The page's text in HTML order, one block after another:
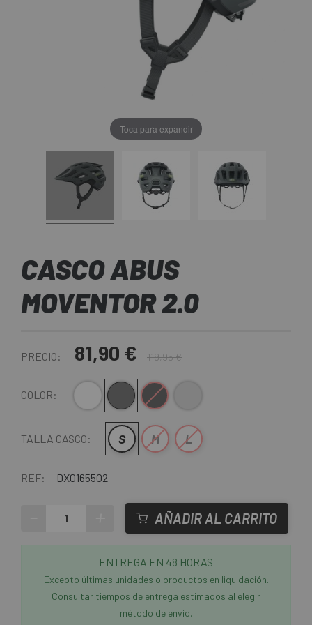
Toca para expandir
CASCO ABUS
MOVENTOR 2.0
PRECIO: 81,90 € 119,95 €
COLOR: Blanco Negro MateGris Claro
TALLA CASCO: S M L
REF: DX0165502
AÑADIR AL CARRITO
ENTREGA EN 48 HORAS
Excepto últimas unidades o productos en liquidación.
Consultar tiempos de entrega estimados al elegir
método de envío.